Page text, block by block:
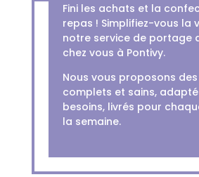
Fini les achats et la
repas ! Simplifiez-vous la
notre service de portage
chez vous à Pontivy.
Nous vous proposons
complets et sains,
besoins, livrés pour
la semaine.